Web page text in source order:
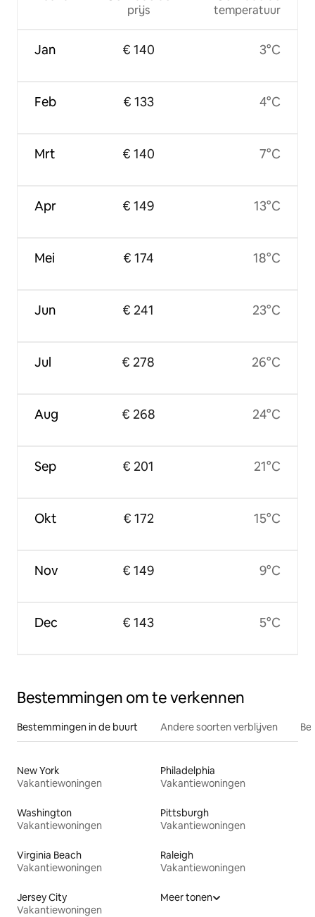
Jan
Feb
Mrt
Apr
Mei
Jun
Jul
Aug
Sep
Okt
Nov
Dec
prijs
€ 140
€ 133
€ 140
€ 149
€ 174
€ 241
€ 278
€ 268
€ 201
€ 172
€ 149
€ 143
temperatuur
3°C
4°C
7°C
13°C
18°C
23°C
26°C
24°C
21°C
15°C
9°C
5°C
Bestemmingen om te verkennen
Bestemmingen in de buurt Andere soorten verblijven
New York
Vakantiewoningen
Philadelphia
Vakantiewoningen
Washington
Vakantiewoningen
Pittsburgh
Vakantiewoningen
Virginia Beach
Vakantiewoningen
Raleigh
Vakantiewoningen
Jersey City
Vakantiewoningen
Meer tonen